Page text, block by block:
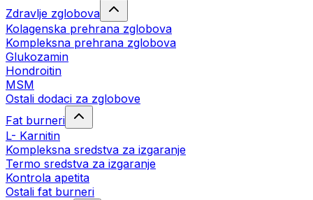
Zdravlje zglobova
Kolagenska prehrana zglobova
Kompleksna prehrana zglobova
Glukozamin
Hondroitin
MSM
Ostali dodaci za zglobove
Fat burneri
L- Karnitin
Kompleksna sredstva za izgaranje
Termo sredstva za izgaranje
Kontrola apetita
Ostali fat burneri